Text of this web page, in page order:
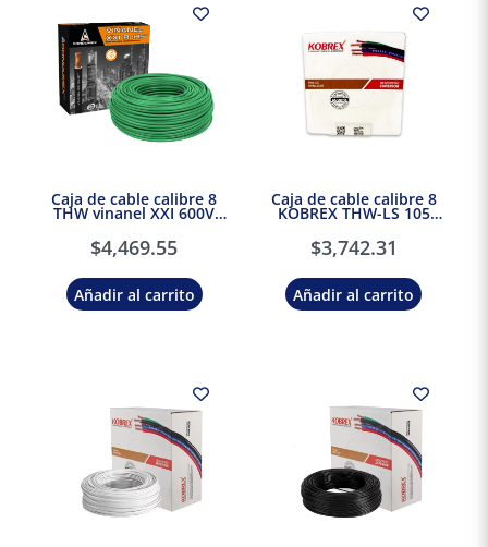
Caja de cable calibre 8
THW vinanel XXI 600V
Condumex
$4,469.55
Añadir al carrito
Caja de cable calibre 8
KOBREX THW-LS 105
$3,742.31
Añadir al carrito